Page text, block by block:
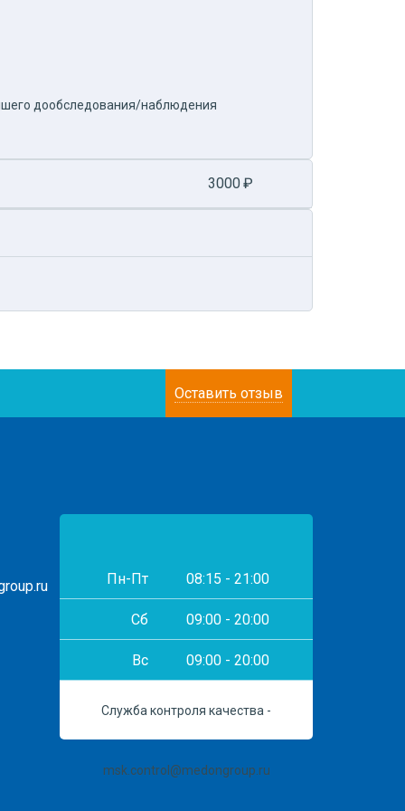
дообследования/наблюдения
3000 ₽
Оставить отзыв
Пн-Пт 08:15 - 21:00
Сб 09:00 - 20:00
Вс 09:00 - 20:00
Служба контроля качества -
msk.control@medongroup.ru